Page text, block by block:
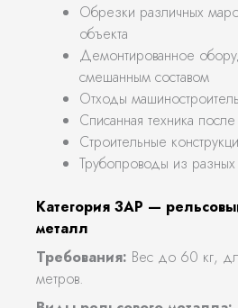
Обрезки различных
объекта
Демонтированное
смешанным составом
Отходы
Списанная техника
Строительные
Трубопроводы из
Категория 3АР —
металл
Требования: Вес до 60 кг,
метров.